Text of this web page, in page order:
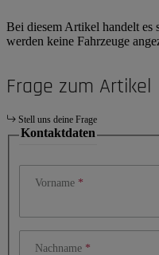
Bei diesem Artikel handelt es
werden keine Fahrzeuge
Frage zum Artikel
Stell uns deine Frage
Kontaktdaten
Vorname
Nachname